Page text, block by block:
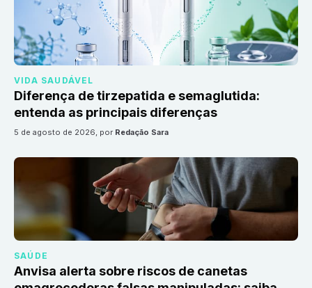
VIDA SAUDÁVEL
Diferença de tirzepatida e semaglutida:
entenda as principais diferenças
5 de agosto de 2026, por Redação Sara
SAÚDE
Anvisa alerta sobre riscos de canetas